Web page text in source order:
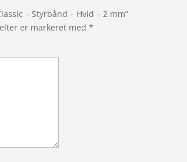
– Styrbånd – Hvid – 2 mm”
er markeret med*